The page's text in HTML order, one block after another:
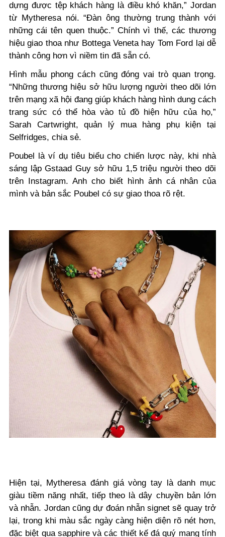
dựng được tệp khách hàng là điều khó khăn,” Jordan
từ Mytheresa nói. “Đàn ông thường trung thành với
những cái tên quen thuộc.” Chính vì thế, các thương
hiệu giao thoa như Bottega Veneta hay Tom Ford lại dễ
thành công hơn vì niềm tin đã sẵn có.
Hình mẫu phong cách cũng đóng vai trò quan trọng.
“Những thương hiệu sở hữu lượng người theo dõi lớn
trên mạng xã hội đang giúp khách hàng hình dung cách
trang sức có thể hòa vào tủ đồ hiện hữu của họ,”
Sarah Cartwright, quản lý mua hàng phụ kiện tại
Selfridges, chia sẻ.
Poubel là ví dụ tiêu biểu cho chiến lược này, khi nhà
sáng lập Gstaad Guy sở hữu 1,5 triệu người theo dõi
trên Instagram. Anh cho biết hình ảnh cá nhân của
mình và bản sắc Poubel có sự giao thoa rõ rệt.
Hiện tại, Mytheresa đánh giá vòng tay là danh mục
giàu tiềm năng nhất, tiếp theo là dây chuyền bản lớn
và nhẫn. Jordan cũng dự đoán nhẫn signet sẽ quay trở
lại, trong khi màu sắc ngày càng hiện diện rõ nét hơn,
đặc biệt qua sapphire và các thiết kế đá quý mang tính